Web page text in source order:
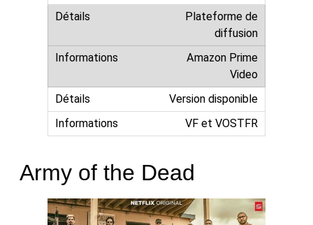
Plateforme de
diffusion
Amazon Prime
Video
Version disponible
VF et VOSTFR
Army of the Dead